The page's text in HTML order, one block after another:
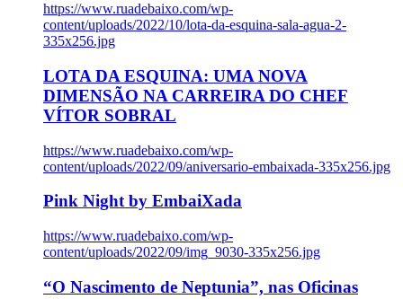
https://www.ruadebaixo.com/wp-
content/uploads/2022/10/lota-da-esquina-sala-agua-2-
335x256.jpg
LOTA DA ESQUINA: UMA NOVA
DIMENSÃO NA CARREIRA DO CHEF
VÍTOR SOBRAL
https://www.ruadebaixo.com/wp-
content/uploads/2022/09/aniversario-embaixada-335x256.jpg
Pink Night by EmbaiXada
https://www.ruadebaixo.com/wp-
content/uploads/2022/09/img_9030-335x256.jpg
“O Nascimento de Neptunia”, nas Oficinas